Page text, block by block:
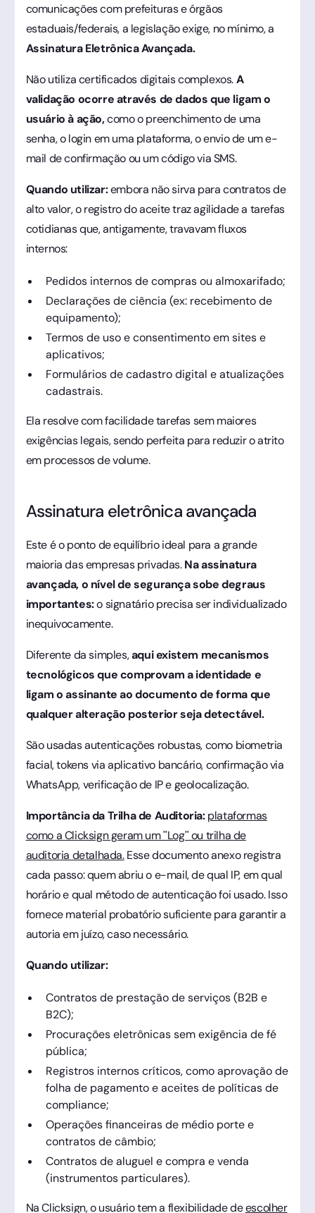
comunicações com prefeituras e órgãos
estaduais/federais, a legislação exige, no mínimo, a
Assinatura Eletrônica Avançada.
Não utiliza certificados digitais complexos.A
validação ocorre através de dados que ligam o
usuário à ação,como o preenchimento de uma
senha, o login em uma plataforma, o envio de um e-
mail de confirmação ou um código via SMS.
Quando utilizar:embora não sirva para contratos de
alto valor, o registro do aceite traz agilidade a tarefas
cotidianas que, antigamente, travavam fluxos
internos:
Pedidos internos de compras ou almoxarifado;
Declarações de ciência (ex: recebimento de
equipamento);
Termos de uso e consentimento em sites e
aplicativos;
Formulários de cadastro digital e atualizações
cadastrais.
Ela resolve com facilidade tarefas sem maiores
exigências legais, sendo perfeita para reduzir o atrito
em processos de volume.
Assinatura eletrônica avançada
Este é o ponto de equilíbrio ideal para a grande
maioria das empresas privadas.Na assinatura
avançada, o nível de segurança sobe degraus
importantes:o signatário precisa ser individualizado
inequivocamente.
Diferente da simples,aqui existem mecanismos
tecnológicos que comprovam a identidade e
ligam o assinante ao documento de forma que
qualquer alteração posterior seja detectável.
São usadas autenticações robustas, como biometria
facial, tokens via aplicativo bancário, confirmação via
WhatsApp, verificação de IP e geolocalização.
Importância da Trilha de Auditoria: plataformas
como a Clicksign geram um "Log" ou trilha de
auditoria detalhada.Esse documento anexo registra
cada passo: quem abriu o e-mail, de qual IP, em qual
horário e qual método de autenticação foi usado. Isso
fornece material probatório suficiente para garantir a
autoria em juízo, caso necessário.
Quando utilizar:
Contratos de prestação de serviços (B2B e
B2C);
Procurações eletrônicas sem exigência de fé
pública;
Registros internos críticos, como aprovação de
folha de pagamento e aceites de políticas de
compliance;
Operações financeiras de médio porte e
contratos de câmbio;
Contratos de aluguel e compra e venda
(instrumentos particulares).
Na Clicksign, o usuário tem a flexibilidade deescolher